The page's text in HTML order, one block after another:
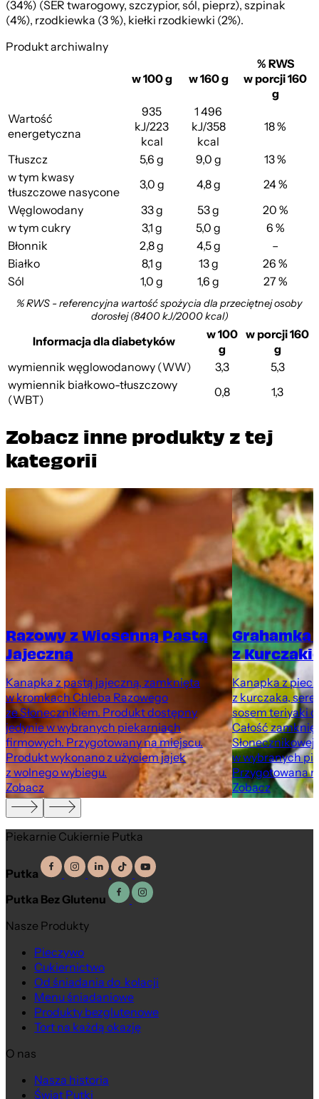
(34%) (SER twarogowy, szczypior, sól, pieprz), szpinak
(4%), rzodkiewka (3 %), kiełki rzodkiewki (2%).
Produkt archiwalny
w 100 g w 160 g
% RWS
w porcji 160
g
Wartość
energetyczna
935
kJ/223
kcal
1 496
kJ/358
kcal
18 %
Tłuszcz 5,6 g 9,0 g
13 %
w tym kwasy
tłuszczowe nasycone
3,0 g 4,8 g
24 %
Węglowodany
33 g 53 g
20 %
w tym cukry
3,1 g 5,0 g
6 %
Błonnik
2,8 g 4,5 g
–
Białko
8,1 g 13 g
26 %
Sól
1,0 g 1,6 g 27 %
% RWS - referencyjna wartość spożycia dla przeciętnej osoby
dorosłej (8400 kJ/2000 kcal)
Informacja dla diabetyków
w 100
g
w porcji 160
g
wymiennik węglowodanowy (WW)
3,3
5,3
wymiennik białkowo-tłuszczowy
(WBT)
0,8 1,3
Zobacz inne produkty z tej
kategorii
Razowy z Wiosenną Pastą
Jajeczną
Kanapka z pastą jajeczną, zamknięta
w kromkach Chleba Razowego
ze Słonecznikiem. Produkt dostępny
jedynie w wybranych piekarniach
firmowych. Przygotowany na miejscu.
Produkt wykonano z użyciem jajek
z wolnego wybiegu.
Zobacz
Grahamka
z
Kanapka z
z kurczaka,
sosem teriyaki
Całość
w wybranych
Przygotowana
Zobacz
Piekarnie Cukiernie Putka
Putka
Putka Bez Glutenu
Nasze Produkty
Pieczywo
Cukiernictwo
Od śniadania do kolacji
Menu śniadaniowe
Produkty bezglutenowe
Tort na każdą okazję
O nas
Nasza historia
Świat Putki